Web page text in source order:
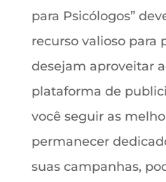
para Psicólogos”
recurso valioso para
desejam aproveitar
plataforma de
você seguir as
permanecer
suas campanhas,